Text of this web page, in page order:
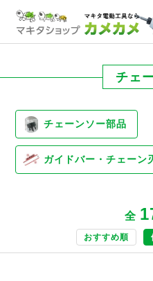
CART
チェ
チェーンソー部品
ガイドバー・チェーン
全
おすすめ順